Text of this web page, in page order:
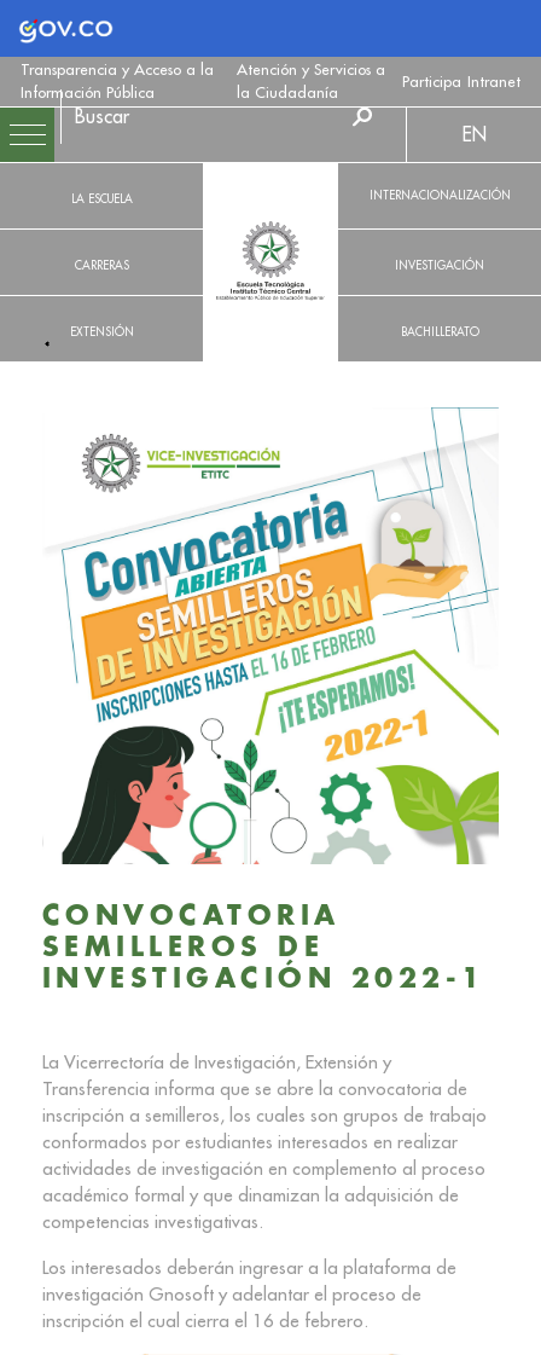
Logo Gobierno de Colombia
Transparencia y Acceso a la
Información Pública
Atención y Servicios a
la Ciudadanía
Participa Intranet
LA ESCUELA
CARRERAS
EXTENSIÓN
EN
INTERNACIONALIZACIÓN
INVESTIGACIÓN
BACHILLERATO
CONVOCATORIA
SEMILLEROS DE
INVESTIGACIÓN 2022-1
La Vicerrectoría de Investigación, Extensión y
Transferencia informa que se abre la convocatoria de
inscripción a semilleros, los cuales son grupos de trabajo
conformados por estudiantes interesados en realizar
actividades de investigación en complemento al proceso
académico formal y que dinamizan la adquisición de
competencias investigativas.
Los interesados deberán ingresar a la plataforma de
investigación Gnosoft y adelantar el proceso de
inscripción el cual cierra el 16 de febrero.